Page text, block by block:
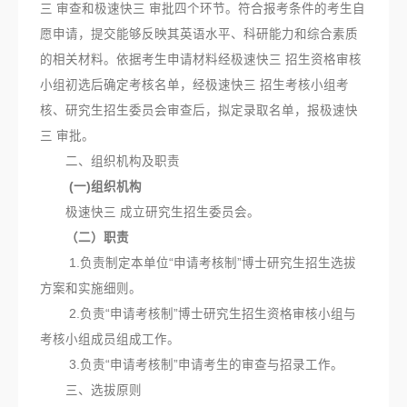
三 审查和极速快三 审批四个环节。符合报考条件的考生自
愿申请，提交能够反映其英语水平、科研能力和综合素质
的相关材料。依据考生申请材料经极速快三 招生资格审核
小组初选后确定考核名单，经极速快三 招生考核小组考
核、研究生招生委员会审查后，拟定录取名单，报极速快
三 审批。
二、组织机构及职责
(一)组织机构
极速快三 成立研究生招生委员会。
（二）职责
1.负责制定本单位“申请考核制”博士研究生招生选拔
方案和实施细则。
2.负责“申请考核制”博士研究生招生资格审核小组与
考核小组成员组成工作。
3.负责“申请考核制”申请考生的审查与招录工作。
三、选拔原则